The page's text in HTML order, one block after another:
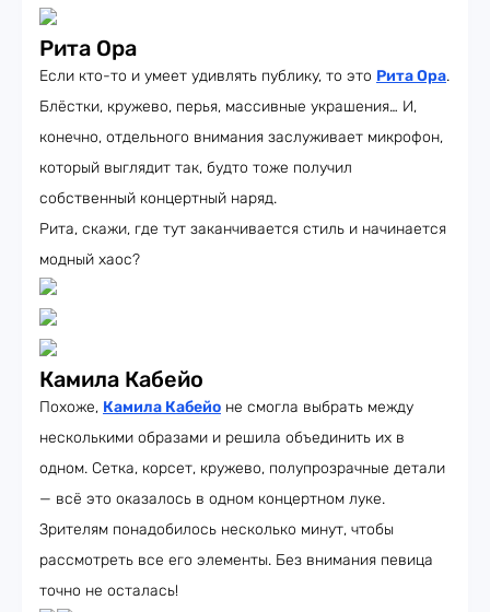
Рита Ора
Если кто-то и умеет удивлять публику, то это Рита Ора.
Блёстки, кружево, перья, массивные украшения… И,
конечно, отдельного внимания заслуживает микрофон,
который выглядит так, будто тоже получил
собственный концертный наряд.
Рита, скажи, где тут заканчивается стиль и начинается
модный хаос?
Камила Кабейо
Похоже, Камила Кабейо не смогла выбрать между
несколькими образами и решила объединить их в
одном. Сетка, корсет, кружево, полупрозрачные детали
— всё это оказалось в одном концертном луке.
Зрителям понадобилось несколько минут, чтобы
рассмотреть все его элементы. Без внимания певица
точно не осталась!